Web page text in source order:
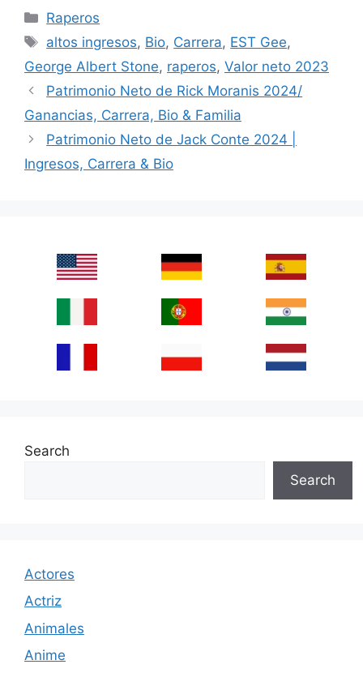
Categories
Raperos
Tags
altos ingresos, Bio, Carrera, EST Gee,
George Albert Stone, raperos, Valor neto 2023
Patrimonio Neto de Rick Moranis 2024/
Ganancias, Carrera, Bio & Familia
Patrimonio Neto de Jack Conte 2024 |
Ingresos, Carrera & Bio
Search
Search
Actores
Actriz
Animales
Anime